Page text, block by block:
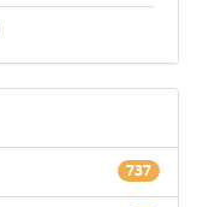
737